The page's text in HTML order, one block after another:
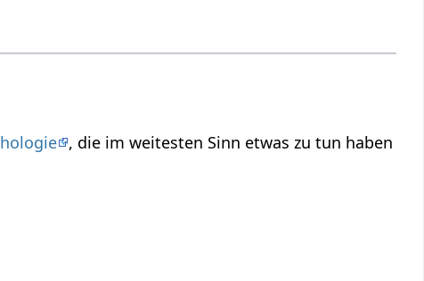
, die im weitesten Sinn etwas zu tun haben